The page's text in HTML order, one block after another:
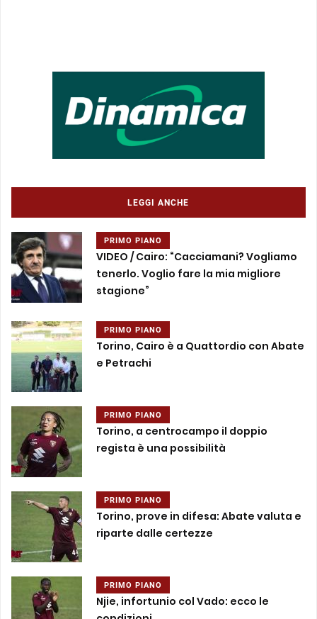
LEGGI ANCHE
PRIMO PIANO
VIDEO / Cairo: “Cacciamani? Vogliamo
tenerlo. Voglio fare la mia migliore
stagione”
PRIMO PIANO
Torino, Cairo è a Quattordio con Abate
e Petrachi
PRIMO PIANO
Torino, a centrocampo il doppio
regista è una possibilità
PRIMO PIANO
Torino, prove in difesa: Abate valuta e
riparte dalle certezze
PRIMO PIANO
Njie, infortunio col Vado: ecco le